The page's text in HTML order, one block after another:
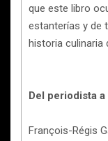
que este libro
estanterías y de
historia culinaria
Del periodista
François-Régis